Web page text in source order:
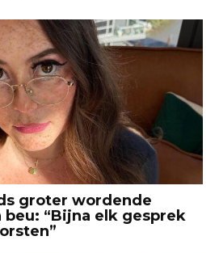
groter wordende
beu: “Bijna elk gesprek